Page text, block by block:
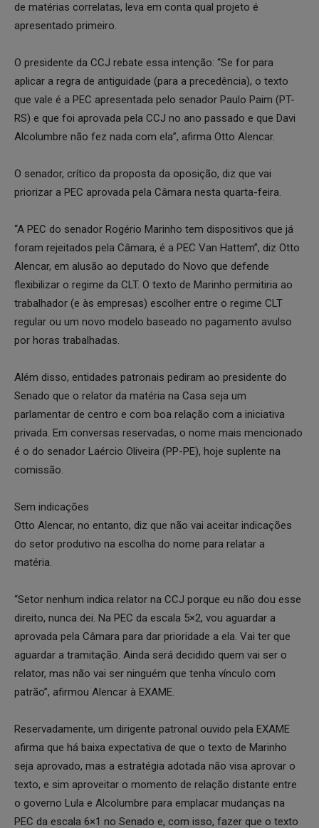
de matérias correlatas, leva em conta qual projeto é
apresentado primeiro.
O presidente da CCJ rebate essa intenção: “Se for para
aplicar a regra de antiguidade (para a precedência), o texto
que vale é a PEC apresentada pelo senador Paulo Paim (PT-
RS) e que foi aprovada pela CCJ no ano passado e que Davi
Alcolumbre não fez nada com ela”, afirma Otto Alencar.
O senador, crítico da proposta da oposição, diz que vai
priorizar a PEC aprovada pela Câmara nesta quarta-feira.
“A PEC do senador Rogério Marinho tem dispositivos que já
foram rejeitados pela Câmara, é a PEC Van Hattem”, diz Otto
Alencar, em alusão ao deputado do Novo que defende
flexibilizar o regime da CLT. O texto de Marinho permitiria ao
trabalhador (e às empresas) escolher entre o regime CLT
regular ou um novo modelo baseado no pagamento avulso
por horas trabalhadas.
Além disso, entidades patronais pediram ao presidente do
Senado que o relator da matéria na Casa seja um
parlamentar de centro e com boa relação com a iniciativa
privada. Em conversas reservadas, o nome mais mencionado
é o do senador Laércio Oliveira (PP-PE), hoje suplente na
comissão.
Sem indicações
Otto Alencar, no entanto, diz que não vai aceitar indicações
do setor produtivo na escolha do nome para relatar a
matéria.
“Setor nenhum indica relator na CCJ porque eu não dou esse
direito, nunca dei. Na PEC da escala 5×2, vou aguardar a
aprovada pela Câmara para dar prioridade a ela. Vai ter que
aguardar a tramitação. Ainda será decidido quem vai ser o
relator, mas não vai ser ninguém que tenha vínculo com
patrão”, afirmou Alencar à EXAME.
Reservadamente, um dirigente patronal ouvido pela EXAME
afirma que há baixa expectativa de que o texto de Marinho
seja aprovado, mas a estratégia adotada não visa aprovar o
texto, e sim aproveitar o momento de relação distante entre
o governo Lula e Alcolumbre para emplacar mudanças na
PEC da escala 6×1 no Senado e, com isso, fazer que o texto